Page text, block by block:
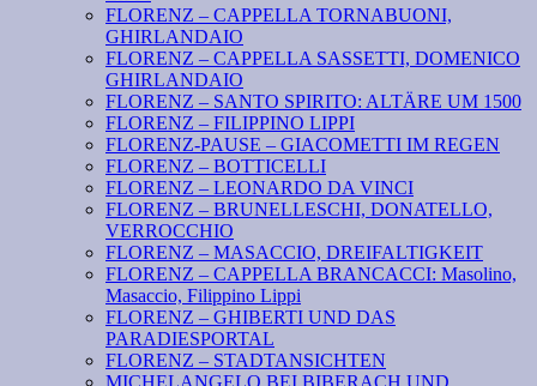
FLORENZ – CAPPELLA TORNABUONI,
GHIRLANDAIO
FLORENZ – CAPPELLA SASSETTI, DOMENICO
GHIRLANDAIO
FLORENZ – SANTO SPIRITO: ALTÄRE UM 1500
FLORENZ – FILIPPINO LIPPI
FLORENZ-PAUSE – GIACOMETTI IM REGEN
FLORENZ – BOTTICELLI
FLORENZ – LEONARDO DA VINCI
FLORENZ – BRUNELLESCHI, DONATELLO,
VERROCCHIO
FLORENZ – MASACCIO, DREIFALTIGKEIT
FLORENZ – CAPPELLA BRANCACCI: Masolino,
Masaccio, Filippino Lippi
FLORENZ – GHIBERTI UND DAS
PARADIESPORTAL
FLORENZ – STADTANSICHTEN
MICHELANGELO BEI BIBERACH UND